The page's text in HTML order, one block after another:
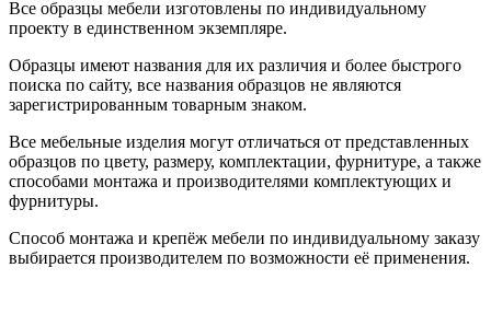
Все образцы мебели изготовлены по индивидуальному
проекту в единственном экземпляре.
Образцы имеют названия для их различия и более быстрого
поиска по сайту, все названия образцов не являются
зарегистрированным товарным знаком.
Все мебельные изделия могут отличаться от представленных
образцов по цвету, размеру, комплектации, фурнитуре, а также
способами монтажа и производителями комплектующих и
фурнитуры.
Способ монтажа и крепёж мебели по индивидуальному заказу
выбирается производителем по возможности её применения.